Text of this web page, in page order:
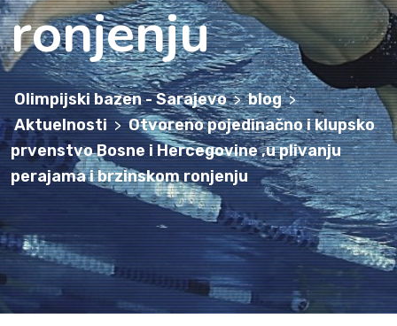
Olimpijski bazen - Sarajevo > blog >
Aktuelnosti > Otvoreno pojedinačno i klupsko
prvenstvo Bosne i Hercegovine ,u plivanju